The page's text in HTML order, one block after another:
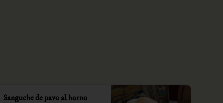
Sanguche de pavo al horno